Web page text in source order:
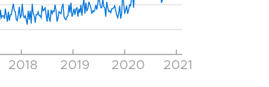
2018 2019 2020 2021